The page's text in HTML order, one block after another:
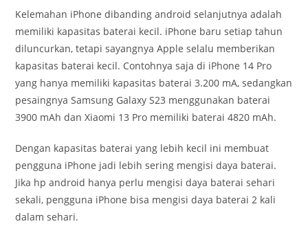
Kelemahan iPhone dibanding android selanjutnya adalah
memiliki kapasitas baterai kecil. iPhone baru setiap tahun
diluncurkan, tetapi sayangnya Apple selalu memberikan
kapasitas baterai kecil. Contohnya saja di iPhone 14 Pro
yang hanya memiliki kapasitas baterai 3.200 mA, sedangkan
pesaingnya Samsung Galaxy S23 menggunakan baterai
3900 mAh dan Xiaomi 13 Pro memiliki baterai 4820 mAh.
Dengan kapasitas baterai yang lebih kecil ini membuat
pengguna iPhone jadi lebih sering mengisi daya baterai.
Jika hp android hanya perlu mengisi daya baterai sehari
sekali, pengguna iPhone bisa mengisi daya baterai 2 kali
dalam sehari.